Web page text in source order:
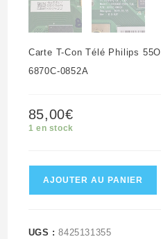
Carte T-Con Télé Philips
6870C-0852A
85,00€
1 en stock
de
T-
AJOUTER AU PANIER
UGS :8425131355